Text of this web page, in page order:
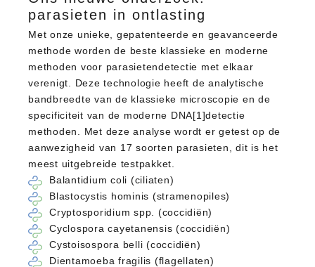
parasieten in ontlasting
Met onze unieke, gepatenteerde en geavanceerde
methode worden de beste klassieke en moderne
methoden voor parasietendetectie met elkaar
verenigt. Deze technologie heeft de analytische
bandbreedte van de klassieke microscopie en de
specificiteit van de moderne DNA[1]detectie
methoden. Met deze analyse wordt er getest op de
aanwezigheid van 17 soorten parasieten, dit is het
meest uitgebreide testpakket.
Balantidium coli (ciliaten)
Blastocystis hominis (stramenopiles)
Cryptosporidium spp. (coccidiën)
Cyclospora cayetanensis (coccidiën)
Cystoisospora belli (coccidiën)
Dientamoeba fragilis (flagellaten)